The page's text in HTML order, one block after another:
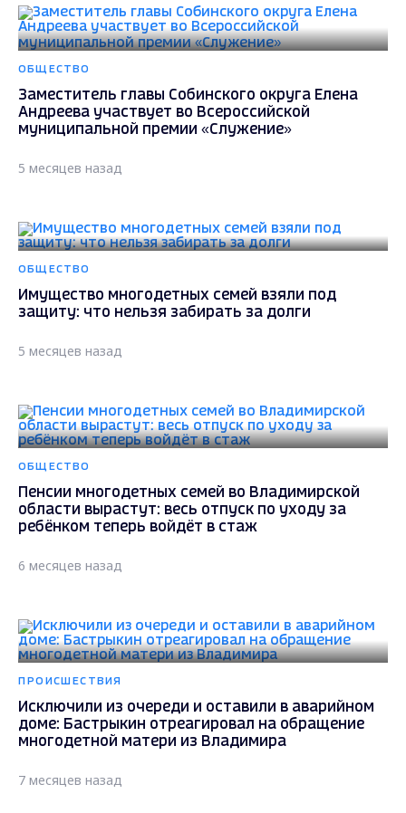
ОБЩЕСТВО
Заместитель главы Собинского округа Елена
Андреева участвует во Всероссийской
муниципальной премии «Служение»
5 месяцев назад
ОБЩЕСТВО
Имущество многодетных семей взяли под
защиту: что нельзя забирать за долги
5 месяцев назад
ОБЩЕСТВО
Пенсии многодетных семей во Владимирской
области вырастут: весь отпуск по уходу за
ребёнком теперь войдёт в стаж
6 месяцев назад
ПРОИСШЕСТВИЯ
Исключили из очереди и оставили в аварийном
доме: Бастрыкин отреагировал на обращение
многодетной матери из Владимира
7 месяцев назад